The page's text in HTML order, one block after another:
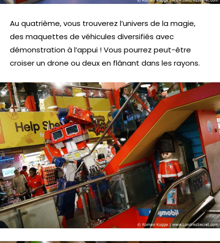
Au quatrième, vous trouverez l’univers de la magie,
des maquettes de véhicules diversifiés avec
démonstration à l’appui ! Vous pourrez peut-être
croiser un drone ou deux en flânant dans les rayons.